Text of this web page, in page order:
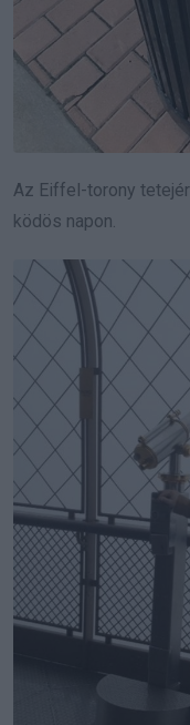
Az Eiffel-torony
ködös napon.